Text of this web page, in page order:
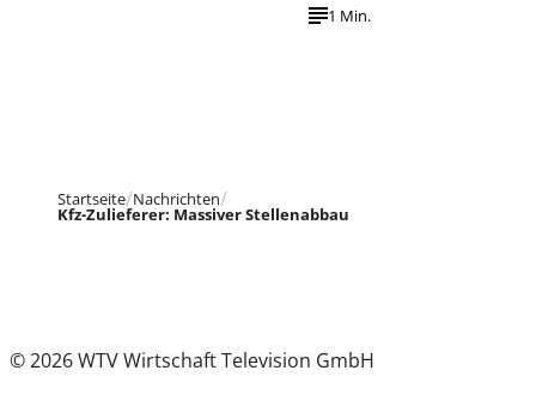
1 Min.
Startseite Nachrichten
Kfz-Zulieferer: Massiver Stellenabbau
© 2026 WTV Wirtschaft Television GmbH